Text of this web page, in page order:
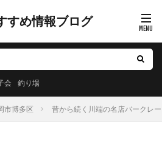
すめ情報ブログ
会 釣り場
市博多区 昔から続く川端の名店バークレ